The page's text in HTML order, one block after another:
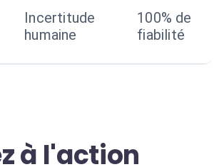
Incertitude
humaine
100% de
fiabilité
à l'action